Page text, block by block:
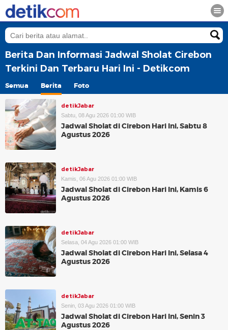
Berita Dan Informasi Jadwal Sholat Cirebon
Terkini Dan Terbaru Hari Ini - Detikcom
Semua Berita Foto
detikJabar
Sabtu, 08 Agu 2026 01:00 WIB
Jadwal Sholat di Cirebon Hari Ini, Sabtu 8
Agustus 2026
detikJabar
Kamis, 06 Agu 2026 01:00 WIB
Jadwal Sholat di Cirebon Hari Ini, Kamis 6
Agustus 2026
detikJabar
Selasa, 04 Agu 2026 01:00 WIB
Jadwal Sholat di Cirebon Hari Ini, Selasa 4
Agustus 2026
detikJabar
Senin, 03 Agu 2026 01:00 WIB
Jadwal Sholat di Cirebon Hari Ini, Senin 3
Agustus 2026